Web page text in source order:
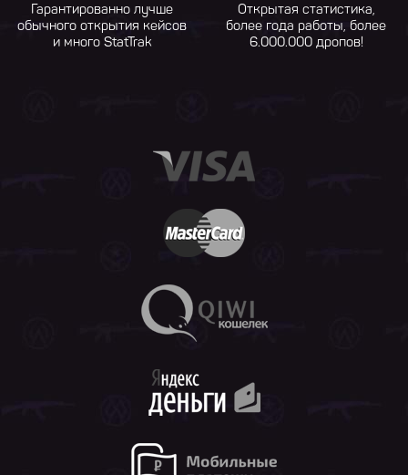
Гарантированно лучше
обычного открытия кейсов
и много StatTrak
Открытая статистика,
более года работы, более
6.000.000 дропов!